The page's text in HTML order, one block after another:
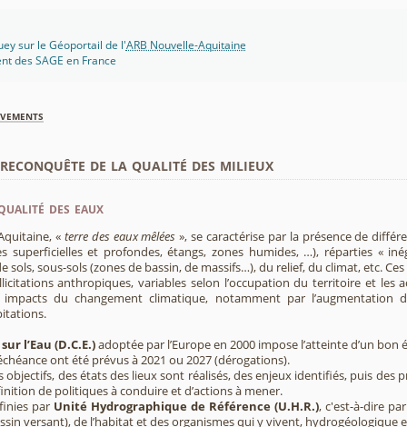
sur le Géoportail de l'ARB Nouvelle-Aquitaine
des SAGE en France
de la qualité des milieux
des eaux
« terre des eaux mêlées », se caractérise par la présence de
superficielles et profondes, étangs, zones humides, …), réparties «
sols, sous-sols (zones de bassin, de massifs…), du relief, du climat, etc.
anthropiques, variables selon l’occupation du territoire et les
impacts du changement climatique, notamment par l’augmentation
l’Eau (D.C.E.)adoptée par l’Europe en 2000 impose l’atteinte d’un
ont été prévus à 2021 ou 2027 (dérogations).
objectifs, des états des lieux sont réalisés, des enjeux identifiés, puis des
de politiques à conduire et d’actions à mener.
par Unité Hydrographique de Référence (U.H.R.), c'est-à-dire
versant), de l’habitat et des organismes qui y vivent, hydrogéologique